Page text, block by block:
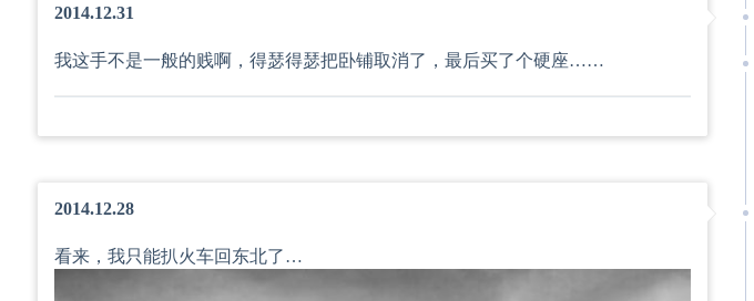
2014.12.31
我这手不是一般的贱啊，得瑟得瑟把卧铺取消了，最后买了个硬座……
2014.12.28
看来，我只能扒火车回东北了…